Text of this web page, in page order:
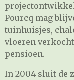
Pourcq mag
tuinhuisjes,
vloeren
pensioen.
In 2004 sluit de